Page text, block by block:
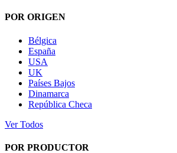
POR ORIGEN
Bélgica
España
USA
UK
Países Bajos
Dinamarca
República Checa
Ver Todos
POR PRODUCTOR